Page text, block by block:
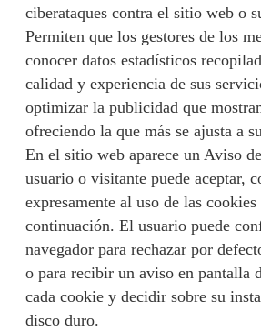
ciberataques contra el sitio web o
Permiten que los gestores de los
conocer datos estadísticos
calidad y experiencia de sus
optimizar la publicidad que
ofreciendo la que más se ajusta a
En el sitio web aparece un Aviso
usuario o visitante puede aceptar,
expresamente al uso de las
continuación. El usuario puede
navegador para rechazar por
o para recibir un aviso en pantalla
cada cookie y decidir sobre su
disco duro.